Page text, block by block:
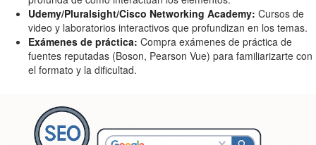
Udemy/Pluralsight/Cisco Networking Academy: Cursos de
video y laboratorios interactivos que profundizan en los temas.
Exámenes de práctica: Compra exámenes de práctica de
fuentes reputadas (Boson, Pearson Vue) para familiarizarte con
el formato y la dificultad.